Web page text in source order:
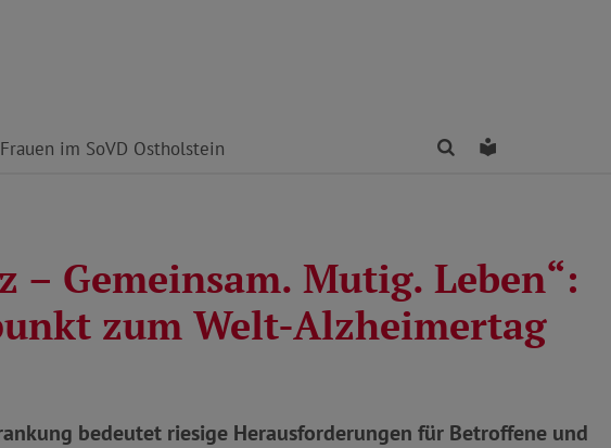
Frauen im SoVD Ostholstein FindenLeichte Sprache
– Gemeinsam. Mutig. Leben“:
zum Welt-Alzheimertag
bedeutet riesige Herausforderungen für Betroffene und